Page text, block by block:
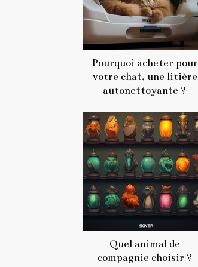
Pourquoi acheter pour
votre chat, une litière
autonettoyante ?
Quel animal de
compagnie choisir ?